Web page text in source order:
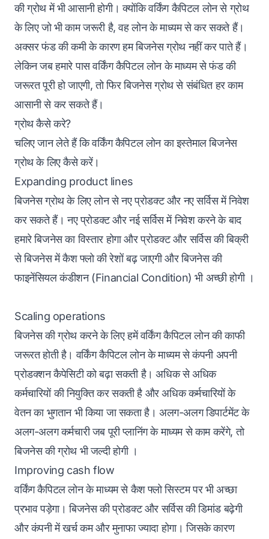
की ग्रोथ में भी आसानी होगी। क्योंकि वर्किंग कैपिटल लोन से ग्रोथ
के लिए जो भी काम जरूरी है, वह लोन के माध्यम से कर सकते हैं।
अक्सर फंड की कमी के कारण हम बिजनेस ग्रोथ नहीं कर पाते हैं।
लेकिन जब हमारे पास वर्किंग कैपिटल लोन के माध्यम से फंड की
जरूरत पूरी हो जाएगी, तो फिर बिजनेस ग्रोथ से संबंधित हर काम
आसानी से कर सकते हैं।
ग्रोथ कैसे करे?
चलिए जान लेते हैं कि वर्किंग कैपिटल लोन का इस्तेमालबिजनेस
ग्रोथके लिए कैसे करें।
Expanding product lines
बिजनेस ग्रोथ के लिए लोन से नए प्रोडक्ट और नए सर्विस में निवेश
कर सकते हैं।‌ नए प्रोडक्ट और नई सर्विस में निवेश करने के बाद
हमारे बिजनेस का विस्तार होगा और प्रोडक्ट और सर्विस की बिक्री
से बिजनेस में कैश फ्लो की रेशों बढ़ जाएगी और बिजनेस की
फाइनेंसियल कंडीशन (Financial Condition) भी अच्छी होगी ।
Scaling operations
बिजनेस की ग्रोथ करने के लिए हमें वर्किंग कैपिटल लोन की काफी
जरूरत होती है। वर्किंग कैपिटल लोन के माध्यम से कंपनी अपनी
प्रोडक्शन कैपेसिटी को बढ़ा सकती है। अधिक से अधिक
कर्मचारियों की नियुक्ति कर सकती है और अधिक कर्मचारियों के
वेतन का भुगतान भी किया जा सकता है। अलग-अलग डिपार्टमेंट के
अलग-अलग कर्मचारी जब पूरी प्लानिंग के माध्यम से काम करेंगे, तो
बिजनेस की ग्रोथ भी जल्दी होगी ।
Improving cash flow
वर्किंग कैपिटल लोन के माध्यम सेकैश फ्लोसिस्टम पर भी अच्छा
प्रभाव पड़ेगा। बिजनेस की प्रोडक्ट और सर्विस की डिमांड बढ़ेगी
और कंपनी में खर्च कम और मुनाफा ज्यादा होगा। जिसके कारण